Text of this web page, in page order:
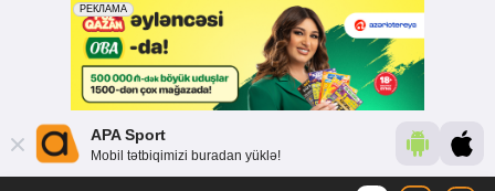
APA Sport
Mobil tətbiqimizi buradan yüklə!